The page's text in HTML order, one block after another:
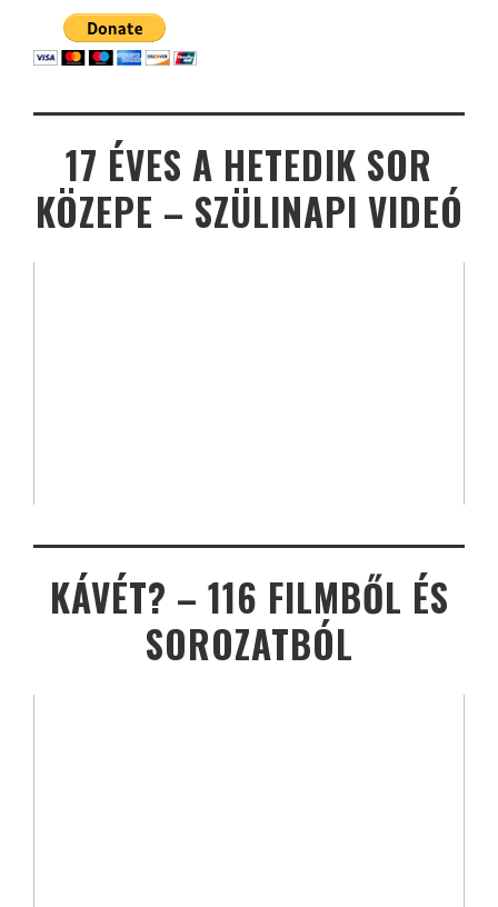
17 ÉVES A HETEDIK SOR
KÖZEPE – SZÜLINAPI VIDEÓ
KÁVÉT? – 116 FILMBŐL ÉS
SOROZATBÓL